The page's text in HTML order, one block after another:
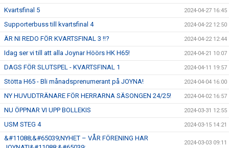
Kvartsfinal 5 2024-04-27 16:45
Supporterbuss till kvartsfinal 4 2024-04-22 12:50
ÄR NI REDO FÖR KVARTSFINAL 3 !!? 2024-04-22 12:44
Idag ser vi till att alla Joynar Höörs HK H65! 2024-04-21 10:07
DAGS FÖR SLUTSPEL - KVARTSFINAL 1 2024-04-11 19:57
Stötta H65 - Bli månadsprenumerant på JOYNA! 2024-04-04 16:00
NY HUVUDTRÄNARE FÖR HERRARNA SÄSONGEN 24/25! 2024-04-02 16:57
NU ÖPPNAR VI UPP BOLLEKIS 2024-03-31 12:55
USM STEG 4 2024-03-15 14:21
&#11088;&#65039;NYHET – VÅR FÖRENING HAR
2024-03-03 09:11